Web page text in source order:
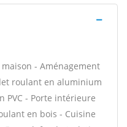
- Aménagement
roulant en aluminium
PVC - Porte intérieure
en bois - Cuisine